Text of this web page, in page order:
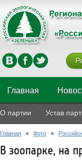
Главная
О партии Устав
Главная » Фото »
В зоопарке, на